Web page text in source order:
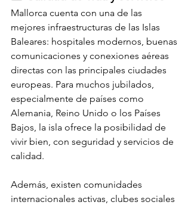
Mallorca cuenta con una de las
mejores infraestructuras de las Islas
Baleares: hospitales modernos, buenas
comunicaciones y conexiones aéreas
directas con las principales ciudades
europeas. Para muchos jubilados,
especialmente de países como
Alemania, Reino Unido o los Países
Bajos, la isla ofrece la posibilidad de
vivir bien, con seguridad y servicios de
calidad.
Además, existen comunidades
internacionales activas, clubes sociales